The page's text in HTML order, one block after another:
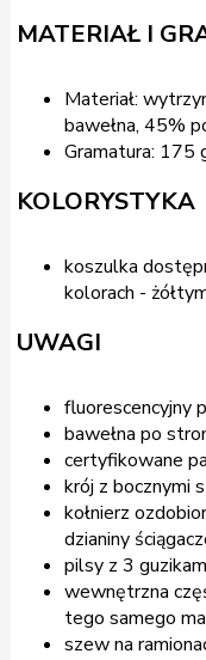
MATERIAŁ I
Materiał:
bawełna, 45%
Gramatura: 175
KOLORYSTYKA
koszulka
kolorach -
UWAGI
fluorescencyjny
bawełna po
certyfikowane
krój z bocznymi
kołnierz
dzianiny
pilsy z 3
wewnętrzna
tego samego
szew na